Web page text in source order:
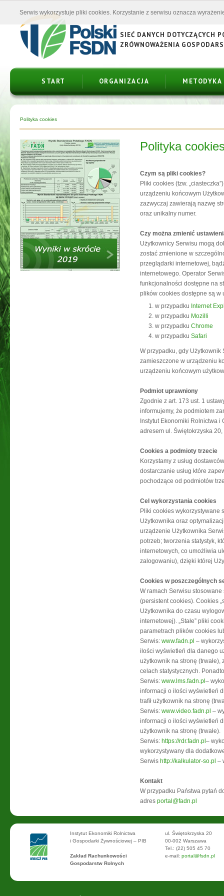
SIEĆ DANYCH DOTYCZĄCYCH
ZRÓWNOWAŻENIA
START ORGANIZACJA METODYKA
Polityka cookies
Polityka
Czym są pliki cookies?
Pliki cookies (tzw.
urządzeniu końcowym
zazwyczaj zawierają nazwę
oraz unikalny numer.
Czy można zmienić
Użytkownicy Serwisu mogą
zostać zmienione w
przeglądarki internetowej,
internetowego. Operator
funkcjonalności dostępne na
plików cookies dostępne są
w przypadku Internet
w przypadku Mozilli
w przypadku Chrome
w przypadku Safari
W przypadku, gdy
zamieszczone w urządzeniu
urządzeniu końcowym
Podmiot uprawniony
Zgodnie z art. 173 ust. 1
informujemy, że podmiotem
Instytut Ekonomiki Rolnictwa
adresem ul. Świętokrzyska
Cookies a podmioty trzecie
Korzystamy z usług
dostarczanie usług które
pochodzące od podmiotów
Cel wykorzystania cookies
Pliki cookies wykorzystywane
Użytkownika oraz
urządzenie Użytkownika
potrzeb; tworzenia statystyk,
internetowych, co umożliwia
zalogowaniu), dzięki której
Cookies w poszczególnych
W ramach Serwisu stosowane
(persistent cookies). Cookies
Użytkownika do czasu
internetowej). „Stałe” pliki
parametrach plików cookies
Serwis: www.fadn.pl –
ilości wyświetleń dla danego
użytkownik na stronę
celach statystycznych.
Serwis: www.lms.fadn.pl –
informacji o ilości wyświetleń
trafił użytkownik na stronę
Serwis: www.video.fadn.pl –
informacji o ilości wyświetleń
użytkownik na stronę (trwałe).
Serwis: https://rdr.fadn.pl –
wykorzystywany dla
Serwis http://kalkulator-so.pl –
Kontakt
W przypadku Państwa pytań
adres portal@fadn.pl
Instytut Ekonomiki Rolnictwa
i Gospodarki Żywnościowej – PIB
Zakład Rachunkowości
Gospodarstw Rolnych
ul. Świętokrzyska 20
00-002 Warszawa
Tel.: (22) 505 45 70
e-mail: portal@fsdn.pl
Serwis wykorzystuje pliki cookies. Korzystanie z serwisu oznacza